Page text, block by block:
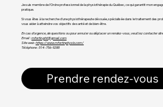
Je suis membre de l'Ordre professionnel de la physiothérapie du Québec, ce qui garantit mon
pratique.
Si vous êtes à la recherche d’une physiothérapeute dévouée, spécialisée dans le traitement des
vous aider à atteindre vos objectifs de santé et de bien-être.
En cas d’urgence, de questions ou pour annuler ou déplacer un rendez-vous, veuillez contacter
Email :mfortin.pht@gmail.com
Site web :https://www.mfortinphysio.com/
Téléphone : 514-756-9288
Prendre rendez-vous